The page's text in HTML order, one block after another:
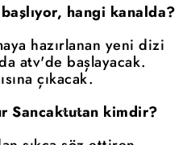
hangi kanalda?
hazırlanan yeni dizi
atv'de başlayacak.
çıkacak.
Sancaktutan kimdir?